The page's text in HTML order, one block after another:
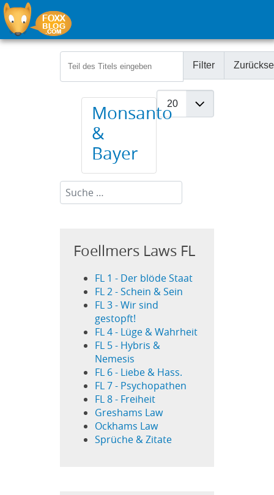
Filter
Monsanto
&
Bayer
Suchen...
Foellmers Laws FL
FL 1 - Der blöde Staat
FL 2 - Schein & Sein
FL 3 - Wir sind
gestopft!
FL 4 - Lüge & Wahrheit
FL 5 - Hybris &
Nemesis
FL 6 - Liebe & Hass.
FL 7 - Psychopathen
FL 8 - Freiheit
Greshams Law
Ockhams Law
Sprüche & Zitate